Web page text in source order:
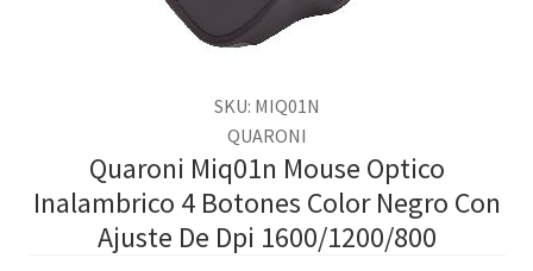
SKU: MIQ01N
QUARONI
Quaroni Miq01n Mouse Optico
Inalambrico 4 Botones Color Negro Con
Ajuste De Dpi 1600/1200/800